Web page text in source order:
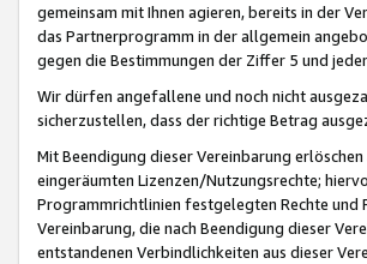
gemeinsam mit Ihnen agieren, bereits in der
das Partnerprogramm in der allgemein
gegen die Bestimmungen der Ziffer 5 und
Wir dürfen angefallene und noch nicht
sicherzustellen, dass der richtige Betrag
Mit Beendigung dieser Vereinbarung
eingeräumten Lizenzen/Nutzungsrechte;
Programmrichtlinien festgelegten Rechte und
Vereinbarung, die nach Beendigung dieser
entstandenen Verbindlichkeiten aus dieser